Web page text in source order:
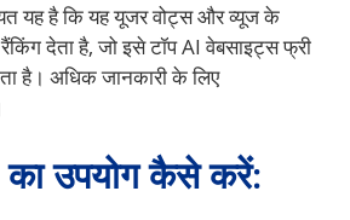
यह है कि यह यूजर वोट्स और व्यूज के
देता है, जो इसे टॉप AI वेबसाइट्स फ्री
है। अधिक जानकारी के लिए
उपयोग कैसे करें: